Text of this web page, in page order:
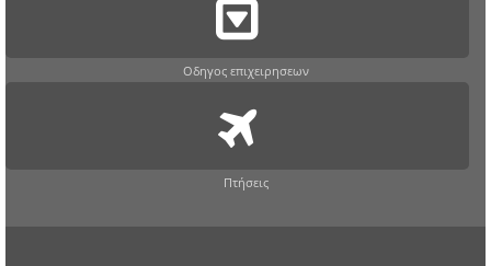
Οδηγος επιχειρησεων
Πτήσεις